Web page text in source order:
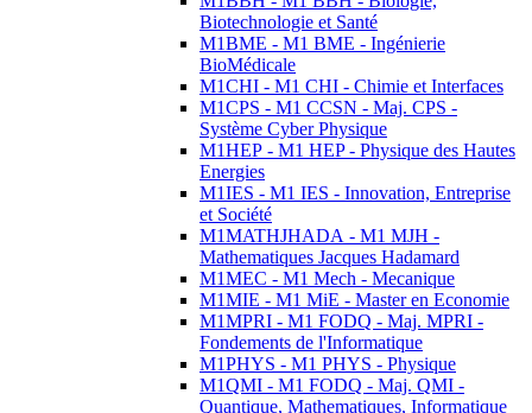
Biotechnologie et Santé
M1BME - M1 BME - Ingénierie
BioMédicale
M1CHI - M1 CHI - Chimie et Interfaces
M1CPS - M1 CCSN - Maj. CPS -
Système Cyber Physique
M1HEP - M1 HEP - Physique des Hautes
Energies
M1IES - M1 IES - Innovation, Entreprise
et Société
M1MATHJHADA - M1 MJH -
Mathematiques Jacques Hadamard
M1MEC - M1 Mech - Mecanique
M1MIE - M1 MiE - Master en Economie
M1MPRI - M1 FODQ - Maj. MPRI -
Fondements de l'Informatique
M1PHYS - M1 PHYS - Physique
M1QMI - M1 FODQ - Maj. QMI -
Quantique, Mathematiques, Informatique